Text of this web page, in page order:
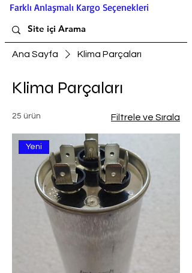
Farklı Anlaşmalı Kargo Seçenekleri
Ana Sayfa Klima Parçaları
Klima Parçaları
25 ürün Filtrele ve Sırala
Yeni